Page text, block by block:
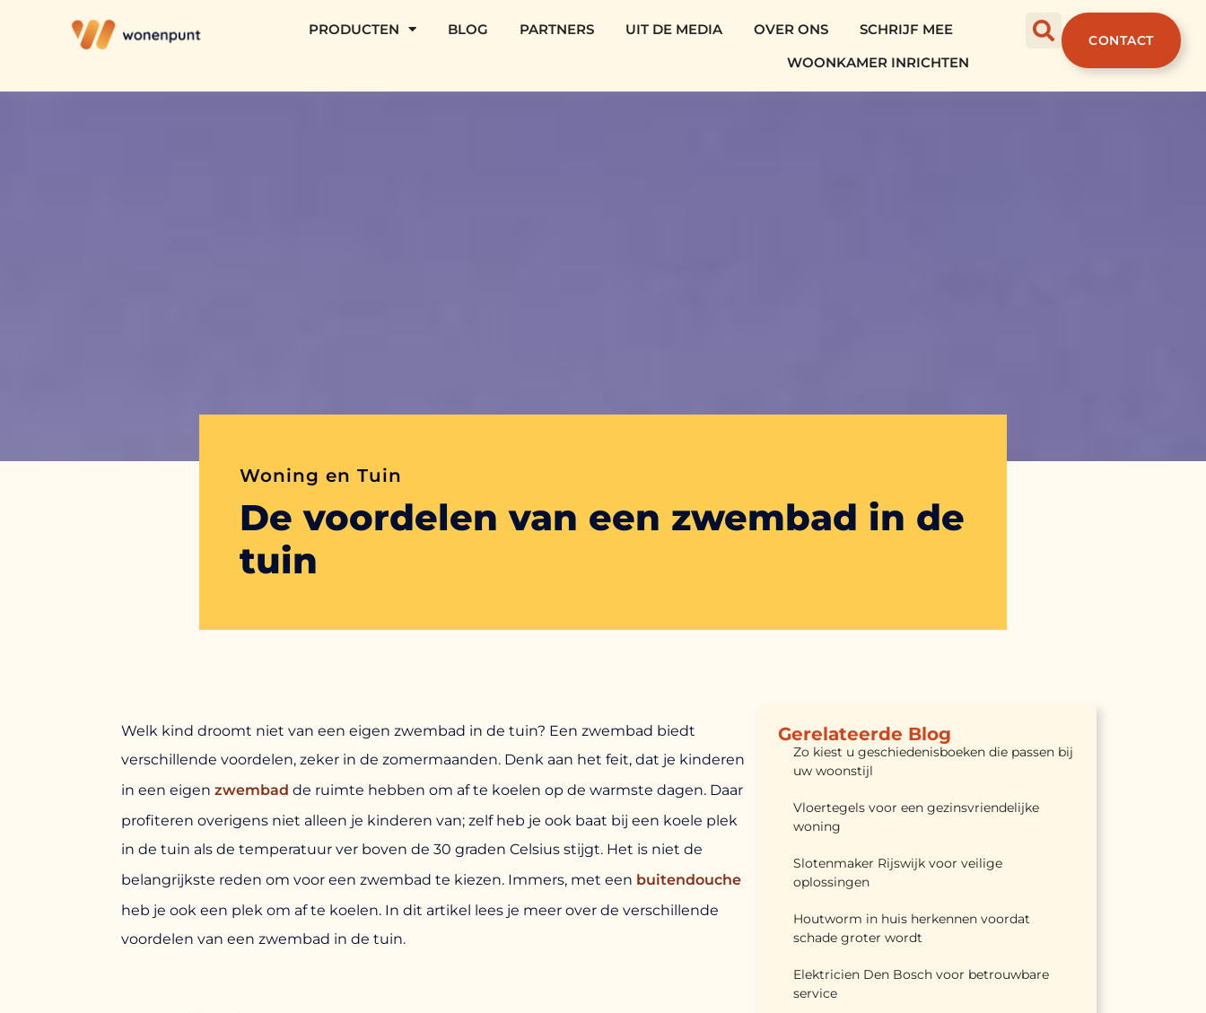
PRODUCTEN BLOG PARTNERS UIT DE MEDIA OVER ONS
SCHRIJF MEE
WOONKAMER INRICHTEN
CONTACT
Woning en Tuin
De voordelen van een zwembad in de
tuin
Welk kind droomt niet van een eigen zwembad in de tuin? Een zwembad biedt
verschillende voordelen, zeker in de zomermaanden. Denk aan het feit, dat je kinderen
in een eigen zwembad de ruimte hebben om af te koelen op de warmste dagen. Daar
profiteren overigens niet alleen je kinderen van; zelf heb je ook baat bij een koele plek
in de tuin als de temperatuur ver boven de 30 graden Celsius stijgt. Het is niet de
belangrijkste reden om voor een zwembad te kiezen. Immers, met een buitendouche
heb je ook een plek om af te koelen. In dit artikel lees je meer over de verschillende
voordelen van een zwembad in de tuin.
Gerelateerde Blog
Zo kiest u geschiedenisboeken die passen bij
uw woonstijl
Vloertegels voor een gezinsvriendelijke
woning
Slotenmaker Rijswijk voor veilige
oplossingen
Houtworm in huis herkennen voordat
schade groter wordt
Elektricien Den Bosch voor betrouwbare
service